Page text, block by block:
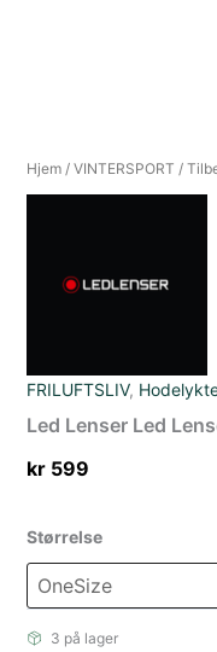
Hjem /VINTERSPORT /
FRILUFTSLIV,
Led Lenser Led
kr 599
Størrelse
3 på lager